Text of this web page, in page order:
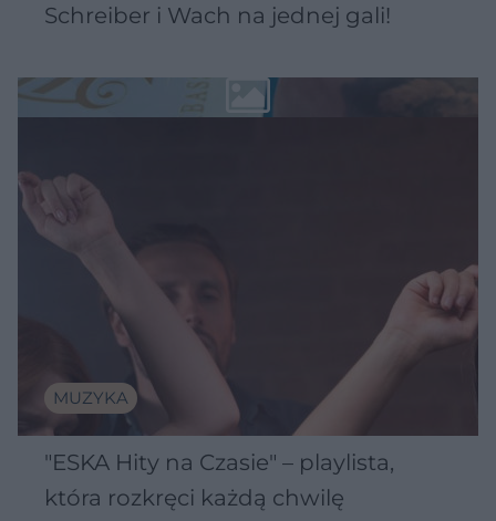
Schreiber i Wach na jednej gali!
MUZYKA
"ESKA Hity na Czasie" – playlista,
która rozkręci każdą chwilę